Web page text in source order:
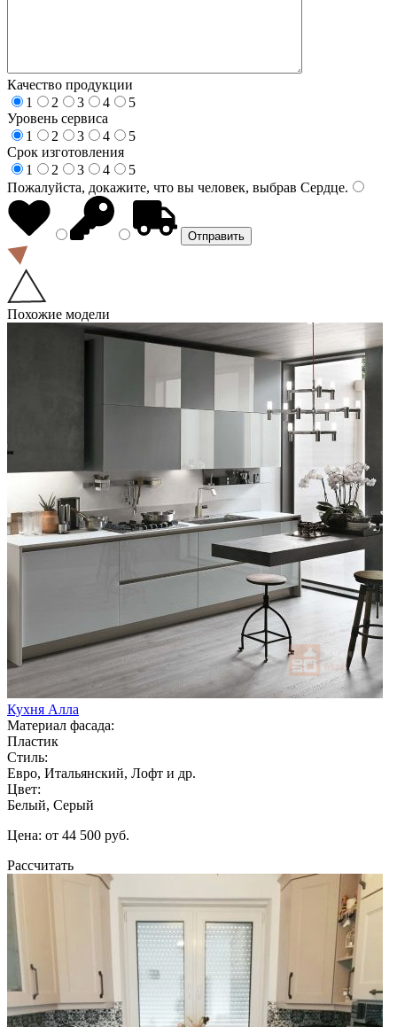
Качество продукции
1
2 3 4
5
Уровень сервиса
1
2 3 4
5
Срок изготовления
1
2 3 4
5
Пожалуйста, докажите, что вы человек, выбрав Сердце.
Похожие модели
Кухня Алла
Материал фасада:
Пластик
Стиль:
Евро, Итальянский, Лофт и др.
Цвет:
Белый, Серый
Цена: от 44 500 руб.
Рассчитать